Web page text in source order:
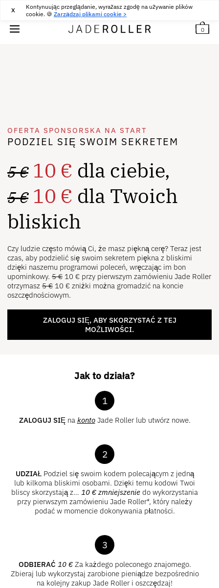
Kontynuując przeglądanie, wyrażasz zgodę na używanie plików
cookie. 🍪 Zarządzaj plikami cookie >
X 30€
BEZPŁATNE ZWROTY PRZEZ 30 DNI
0
OFERTA SPONSORSKA NA START
PODZIEL SIĘ SWOIM SEKRETEM
5€ 10 € dla ciebie,
5€ 10 € dla Twoich
bliskich
Czy ludzie często mówią Ci, że masz piękną cerę? Teraz jest
czas, aby podzielić się swoim sekretem piękna z bliskimi
dzięki naszemu programowi poleceń, wręczając im bon
upominkowy. 5€ 10 € przy pierwszym zamówieniu Jade Roller
otrzymasz 5€ 10 € zniżki można gromadzić na koncie
oszczędnościowym.
ZALOGUJ SIĘ, ABY SKORZYSTAĆ Z TEJ
MOŻLIWOŚCI.
Jak to działa?
1
ZALOGUJ SIĘna kontoJade Roller lub utwórz nowe.
2
UDZIAŁPodziel się swoim kodem polecającym z jedną
lub kilkoma bliskimi osobami. Dzięki temu kodowi Twoi
bliscy skorzystają z… 10 € zmniejszenie do wykorzystania
przy pierwszym zamówieniu Jade Roller*, który należy
podać w momencie dokonywania płatności.
3
ODBIERAĆ 10 € Za każdego poleconego znajomego.
Zbieraj lub wykorzystaj zarobione pieniądze bezpośrednio
na kolejny zakup Jade Roller i oszczędzaj!